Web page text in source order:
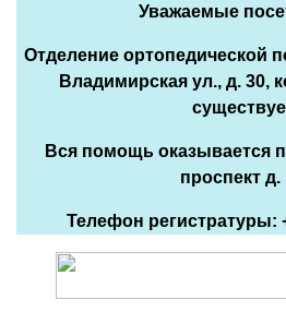
Уважаемые
Отделение ортопедической
Владимирская ул., д. 30,
Вся помощь оказывается
проспект д.
Телефон регистратуры: